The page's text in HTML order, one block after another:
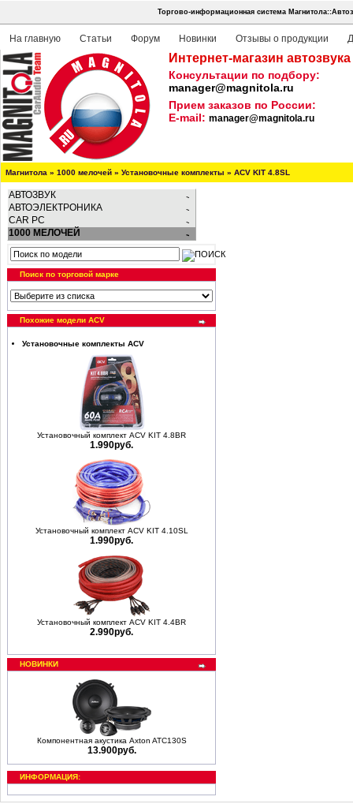
Торгово-информационная система
На главную Статьи Форум Новинки Отзывы о продукции
Интернет-магазин
Консультации по подбору:
manager@magnitola.ru
Прием заказов по России:
E-mail: manager@magnitola.ru
Магнитола » 1000 мелочей » Установочные комплекты » ACV KIT 4.8SL
АВТОЗВУК
АВТОЭЛЕКТРОНИКА
CAR PC
1000 МЕЛОЧЕЙ
Поиск по торговой марке
Похожие модели ACV
Установочные комплекты ACV
Установочный комплект ACV KIT 4.8BR
1.990руб.
Установочный комплект ACV KIT 4.10SL
1.990руб.
Установочный комплект ACV KIT 4.4BR
2.990руб.
НОВИНКИ
Компонентная акустика Axton ATC130S
13.900руб.
ИНФОРМАЦИЯ: